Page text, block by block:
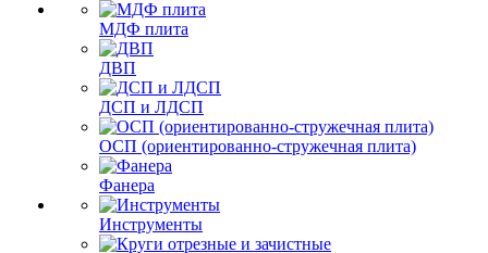
МДФ плита
ДВП
ДСП и ЛДСП
ОСП (ориентированно-стружечная плита)
Фанера
Инструменты